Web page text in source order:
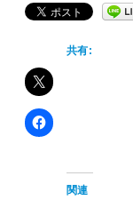
共有:
関連